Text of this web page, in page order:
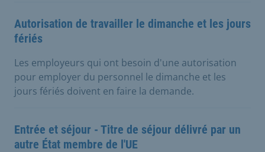
Autorisation de travailler le dimanche et les jours
fériés
Les employeurs qui ont besoin d'une autorisation
pour employer du personnel le dimanche et les
jours fériés doivent en faire la demande.
Entrée et séjour - Titre de séjour délivré par un
autre État membre de l'UE